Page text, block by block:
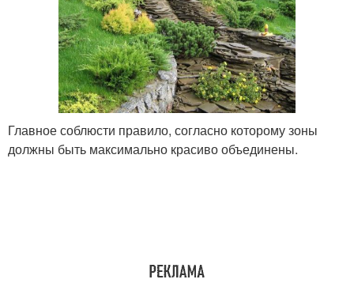
Главное соблюсти правило, согласно которому зоны
должны быть максимально красиво объединены.